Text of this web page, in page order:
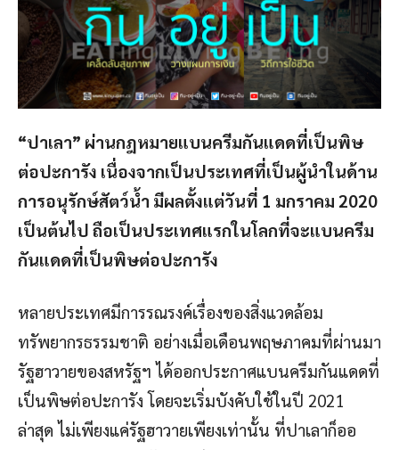
“ปาเลา” ผ่านกฎหมายแบนครีมกันแดดที่เป็นพิษ
ต่อปะการัง เนื่องจากเป็นประเทศที่เป็นผู้นำในด้าน
การอนุรักษ์สัตว์น้ำ มีผลตั้งแต่วันที่ 1 มกราคม 2020
เป็นต้นไป ถือเป็นประเทศแรกในโลกที่จะแบนครีม
กันแดดที่เป็นพิษต่อปะการัง
หลายประเทศมีการรณรงค์เรื่องของสิ่งแวดล้อม
ทรัพยากรธรรมชาติ อย่างเมื่อเดือนพฤษภาคมที่ผ่านมา
รัฐฮาวายของสหรัฐฯ ได้ออกประกาศแบนครีมกันแดดที่
เป็นพิษต่อปะการัง โดยจะเริ่มบังคับใช้ในปี 2021
ล่าสุด ไม่เพียงแค่รัฐฮาวายเพียงเท่านั้น ที่ปาเลาก็ออ